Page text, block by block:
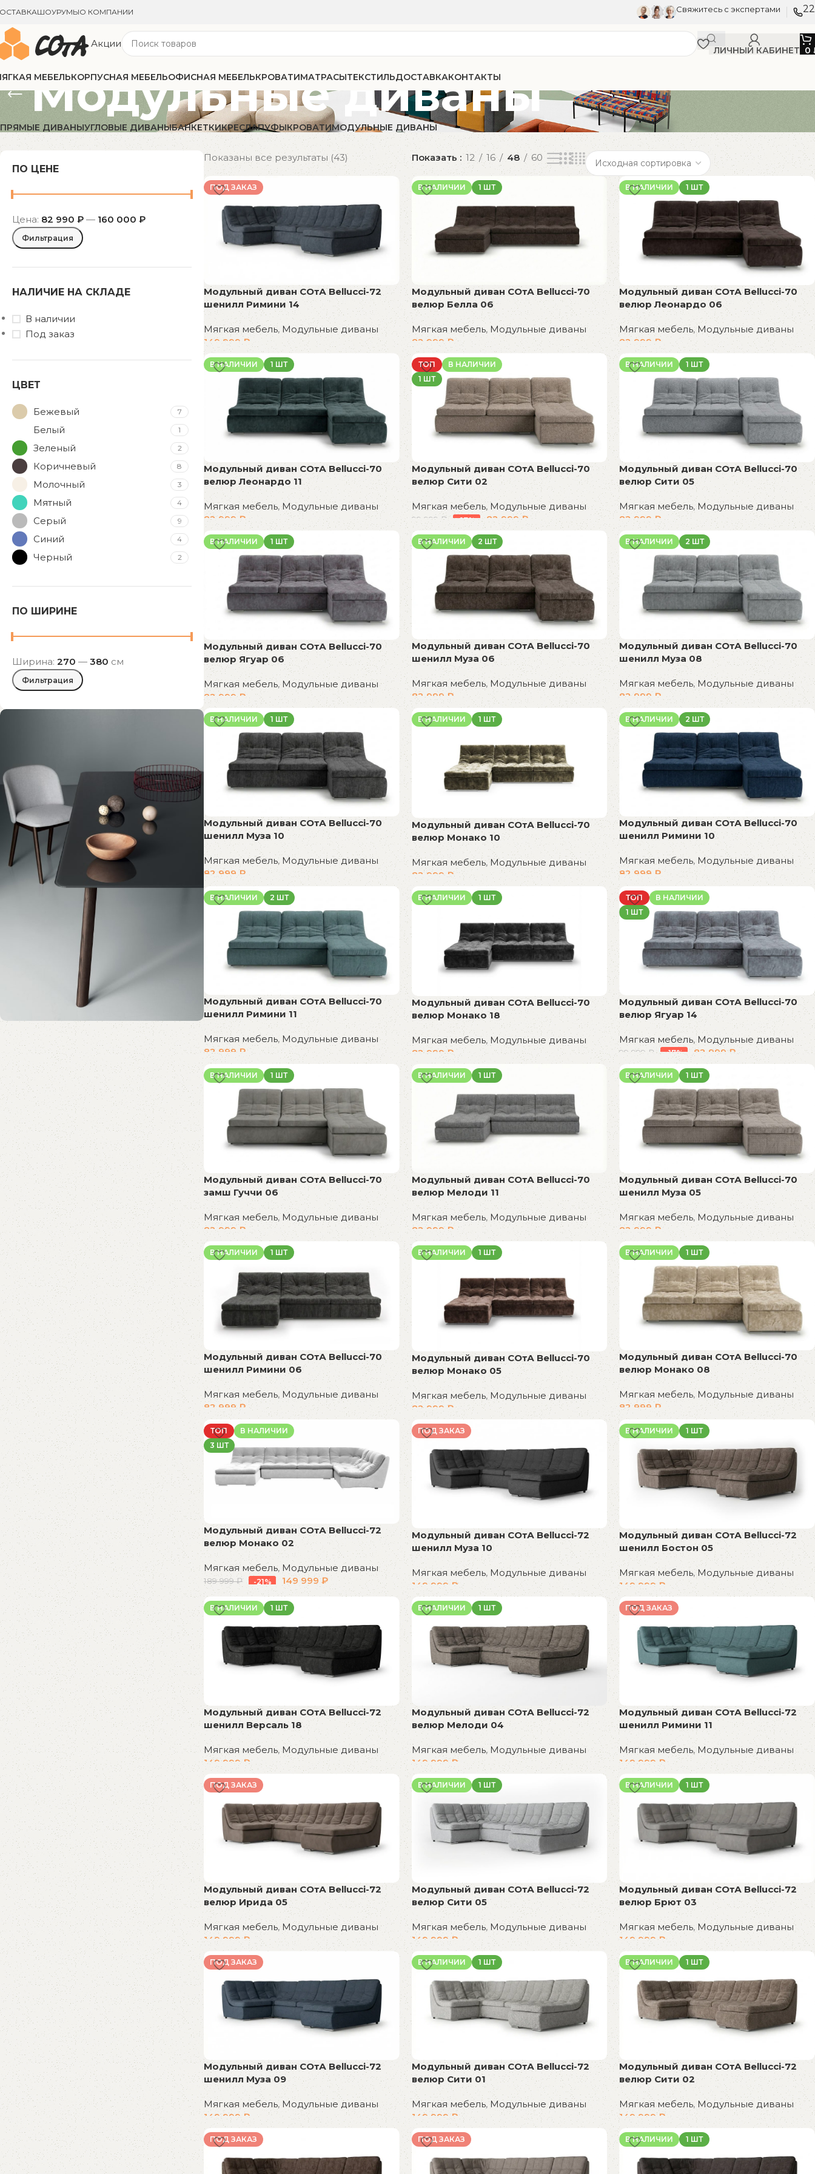
ШОУРУМЫО КОМПАНИИ Свяжитесь с экспертами
Акции
ЛИЧНЫЙ КАБИНЕТ 0
МЕБЕЛЬКОРПУСНАЯ МЕБЕЛЬОФИСНАЯ МЕБЕЛЬКРОВАТИМАТРАСЫТЕКСТИЛЬДОСТАВКАКОНТАКТЫ
Модульные диваны
ПРЯМЫЕ ДИВАНЫУГЛОВЫЕ ДИВАНЫБАНКЕТКИКРЕСЛАПУФЫКРОВАТИМОДУЛЬНЫЕ ДИВАНЫ
ПО ЦЕНЕ
Фильтрация
Цена: 82 990 ₽ — 160 000 ₽
НАЛИЧИЕ НА СКЛАДЕ
В наличии
Под заказ
ЦВЕТ
Бежевый 7
Белый 1
Зеленый 2
Коричневый 8
Молочный 3
Мятный 4
Серый 9
Синий 4
Черный 2
ПО ШИРИНЕ
Фильтрация
Ширина: 270 — 380 см
Распродажа
бестселлеров
Скидки на популярные модели!
К покупкам
Показаны все результаты (43) Показать 12 16 48 60
ПОД ЗАКАЗ
Модульный диван СОтА Bellucci-72
шенилл Римини 14
Мягкая мебель, Модульные диваны
149 999₽
В корзину
В НАЛИЧИИ 1 ШТ
Модульный диван СОтА Bellucci-70
велюр Белла 06
Мягкая мебель, Модульные диваны
82 999 ₽
В корзину
В НАЛИЧИИ 1 ШТ
Модульный диван СОтА Bellucci-70
велюр Леонардо 06
Мягкая мебель,Модульные диваны
82 999₽
В корзину
В НАЛИЧИИ 1 ШТ
Модульный диван СОтА Bellucci-70
велюр Леонардо 11
Мягкая мебель,Модульные диваны
82 999 ₽
В корзину
ТОП
В НАЛИЧИИ
1 ШТ
Модульный диван СОтА Bellucci-70
велюр Сити 02
Мягкая мебель, Модульные диваны
99 999₽ -17% 82 999₽
В корзину
В НАЛИЧИИ 1 ШТ
Модульный диван СОтА Bellucci-70
велюр Сити 05
Мягкая мебель,Модульные диваны
82 999 ₽
В корзину
В НАЛИЧИИ 1 ШТ
Модульный диван СОтА Bellucci-70
велюр Ягуар 06
Мягкая мебель,Модульные диваны
82 999 ₽
В корзину
В НАЛИЧИИ 2 ШТ
Модульный диван СОтА Bellucci-70
шенилл Муза 06
Мягкая мебель, Модульные диваны
82 999 ₽
В корзину
В НАЛИЧИИ 2 ШТ
Модульный диван СОтА Bellucci-70
шенилл Муза 08
Мягкая мебель, Модульные диваны
82 999 ₽
В корзину
В НАЛИЧИИ 1 ШТ
Модульный диван СОтА Bellucci-70
шенилл Муза 10
Мягкая мебель, Модульные диваны
82 999₽
В корзину
В НАЛИЧИИ 1 ШТ
Модульный диван СОтА Bellucci-70
велюр Монако 10
Мягкая мебель,Модульные диваны
82 999 ₽
В корзину
В НАЛИЧИИ 2 ШТ
Модульный диван СОтА Bellucci-70
шенилл Римини 10
Мягкая мебель, Модульные диваны
82 999 ₽
В корзину
В НАЛИЧИИ 2 ШТ
Модульный диван СОтА Bellucci-70
шенилл Римини 11
Мягкая мебель, Модульные диваны
82 999 ₽
В корзину
В НАЛИЧИИ 1 ШТ
Модульный диван СОтА Bellucci-70
велюр Монако 18
Мягкая мебель, Модульные диваны
82 999₽
В корзину
ТОП
В НАЛИЧИИ
1 ШТ
Модульный диван СОтА Bellucci-70
велюр Ягуар 14
Мягкая мебель,Модульные диваны
99 999 ₽ -17% 82 999₽
В корзину
В НАЛИЧИИ 1 ШТ
Модульный диван СОтА Bellucci-70
замш Гуччи 06
Мягкая мебель,Модульные диваны
82 999 ₽
В корзину
В НАЛИЧИИ 1 ШТ
Модульный диван СОтА Bellucci-70
велюр Мелоди 11
Мягкая мебель, Модульные диваны
82 999 ₽
В корзину
В НАЛИЧИИ 1 ШТ
Модульный диван СОтА Bellucci-70
шенилл Муза 05
Мягкая мебель,Модульные диваны
82 999 ₽
В корзину
В НАЛИЧИИ 1 ШТ
Модульный диван СОтА Bellucci-70
шенилл Римини 06
Мягкая мебель, Модульные диваны
82 999 ₽
В корзину
В НАЛИЧИИ 1 ШТ
Модульный диван СОтА Bellucci-70
велюр Монако 05
Мягкая мебель,Модульные диваны
82 999 ₽
В корзину
В НАЛИЧИИ 1 ШТ
Модульный диван СОтА Bellucci-70
велюр Монако 08
Мягкая мебель, Модульные диваны
82 999₽
В корзину
ТОП
В НАЛИЧИИ
3 ШТ
Модульный диван СОтА Bellucci-72
велюр Монако 02
Мягкая мебель, Модульные диваны
189 999₽ -21% 149 999₽
В корзину
ПОД ЗАКАЗ
Модульный диван СОтА Bellucci-72
шенилл Муза 10
Мягкая мебель, Модульные диваны
149 999 ₽
В корзину
В НАЛИЧИИ 1 ШТ
Модульный диван СОтА Bellucci-72
шенилл Бостон 05
Мягкая мебель,Модульные диваны
149 999 ₽
В корзину
В НАЛИЧИИ 1 ШТ
Модульный диван СОтА Bellucci-72
шенилл Версаль 18
Мягкая мебель,Модульные диваны
149 999 ₽
В корзину
В НАЛИЧИИ 1 ШТ
Модульный диван СОтА Bellucci-72
велюр Мелоди 04
Мягкая мебель, Модульные диваны
149 999 ₽
В корзину
ПОД ЗАКАЗ
Модульный диван СОтА Bellucci-72
шенилл Римини 11
Мягкая мебель,Модульные диваны
149 999₽
В корзину
ПОД ЗАКАЗ
Модульный диван СОтА Bellucci-72
велюр Ирида 05
Мягкая мебель,Модульные диваны
149 999₽
В корзину
В НАЛИЧИИ 1 ШТ
Модульный диван СОтА Bellucci-72
велюр Сити 05
Мягкая мебель, Модульные диваны
149 999₽
В корзину
В НАЛИЧИИ 1 ШТ
Модульный диван СОтА Bellucci-72
велюр Брют 03
Мягкая мебель, Модульные диваны
149 999₽
В корзину
ПОД ЗАКАЗ
Модульный диван СОтА Bellucci-72
шенилл Муза 09
Мягкая мебель, Модульные диваны
149 999 ₽
В корзину
В НАЛИЧИИ 1 ШТ
Модульный диван СОтА Bellucci-72
велюр Сити 01
Мягкая мебель,Модульные диваны
149 999₽
В корзину
В НАЛИЧИИ 1 ШТ
Модульный диван СОтА Bellucci-72
велюр Сити 02
Мягкая мебель, Модульные диваны
149 999₽
В корзину
ПОД ЗАКАЗ ПОД ЗАКАЗ В НАЛИЧИИ 1 ШТ